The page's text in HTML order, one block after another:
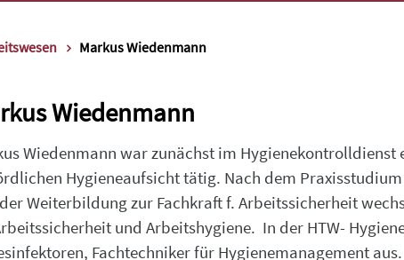
Markus Wiedenmann
Wiedenmann
Wiedenmann war zunächst im
Hygieneaufsicht tätig. Nach dem
Weiterbildung zur Fachkraft f. Arbeitssicherheit
und Arbeitshygiene. In der HTW-
Fachtechniker für Hygienemanagement